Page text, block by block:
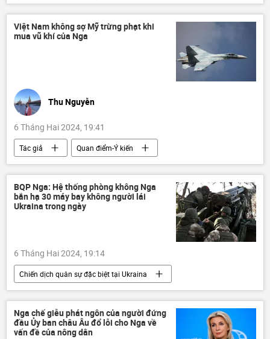
Chiến dịch quân sự đặc biệt tại Ukraina
Cuộc khủng hoảng ở Ukraina
Ukraina
Thế giới
Nga
Việt Nam không sợ Mỹ trừng phạt khi
mua vũ khí của Nga
Thu Nguyễn
6 Tháng Hai 2024, 19:41
Tác giả
Quan điểm-Ý kiến
Việt Nam
Nga
Thế giới
Quân sự
Hợp tác Nga-Việt
Bộ Quốc phòng Việt Nam
BQP Nga: Hệ thống phòng không Nga
bắn hạ 30 máy bay không người lái
Ukraina trong ngày
6 Tháng Hai 2024, 19:14
Chiến dịch quân sự đặc biệt tại Ukraina
Bộ Quốc phòng Nga
LNR
Sáp nhập DNR, LNR, Zaporozhye và Kherson vào Nga
DNR
Thế giới
Quân sự
Nga chế giễu phát ngôn của người đứng
đầu Ủy ban châu Âu đổ lỗi cho Nga về
vấn đề của nông dân